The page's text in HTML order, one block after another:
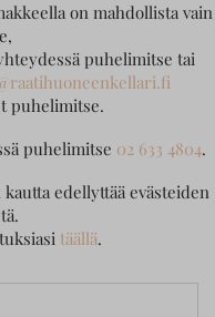
on mahdollista vain
puhelimitse tai
puhelimitse.
puhelimitse 02 633 4804.
edellyttää evästeiden
täällä.